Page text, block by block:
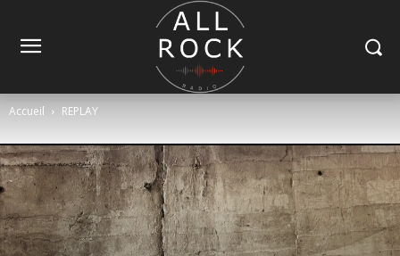
Accueil REPLAY